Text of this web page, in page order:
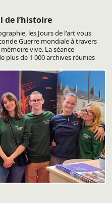
de l’histoire
les Jours de l'art vous
Guerre mondiale à travers
vive. La séance
plus de 1 000 archives réunies